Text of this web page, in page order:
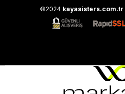
©2024 kayasisters.com.tr